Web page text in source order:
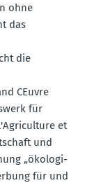
ohne
das
die
CEuvre
für
et
und
„ökolo­gi­
für und